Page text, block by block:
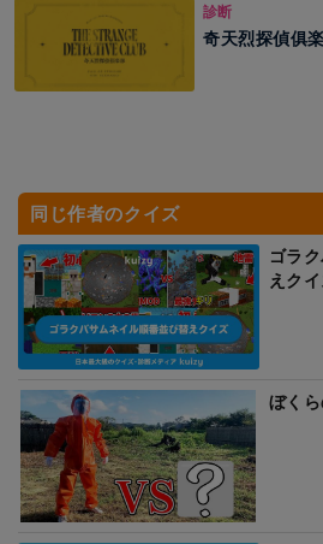
診断
奇天烈探偵俱
同じ作者のクイズ
ゴラ
えク
ぼく